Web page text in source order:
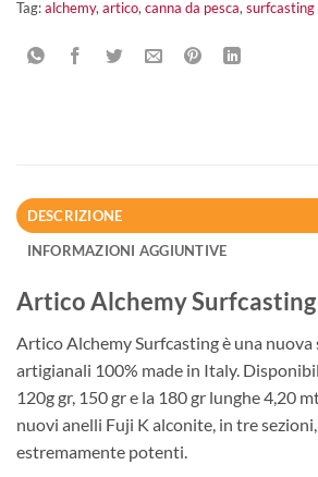
Tag:alchemy, artico, canna da pesca, surfcasting
DESCRIZIONE
INFORMAZIONI AGGIUNTIVE
Artico Alchemy Surfcasting
Artico Alchemy Surfcasting è una nuova
artigianali 100% made in Italy.
120g gr, 150 gr e la 180 gr lunghe 4,20
nuovi anelli Fuji K alconite, in tre
estremamente potenti.